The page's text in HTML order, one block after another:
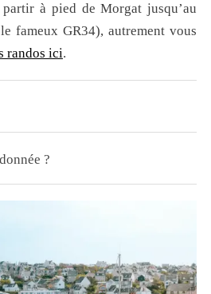
à pied de Morgat jusqu’au
fameux GR34), autrement vous
randos ici.
?